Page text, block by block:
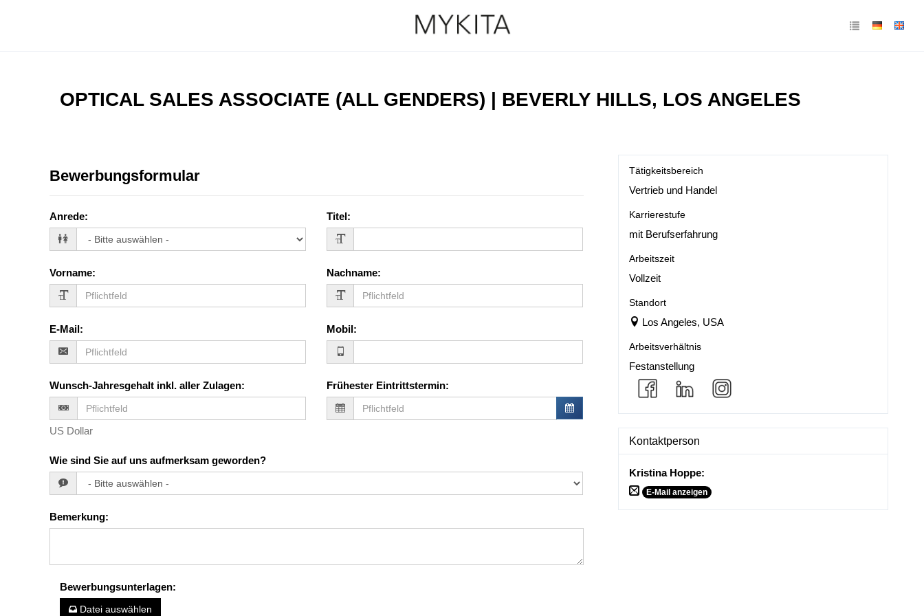
OPTICAL SALES ASSOCIATE (ALL GENDERS) | BEVERLY HILLS, LOS ANGELES
Bewerbungsformular
Anrede: Titel:
Vorname: Nachname:
E-Mail: Mobil:
Wunsch-Jahresgehalt inkl. aller Zulagen:
US Dollar
Frühester Eintrittstermin:
Wie sind Sie auf uns aufmerksam geworden?
Bemerkung:
Bewerbungsunterlagen:
Datei auswählen
Tätigkeitsbereich
Vertrieb und Handel
Karrierestufe
mit Berufserfahrung
Arbeitszeit
Vollzeit
Standort
Los Angeles, USA
Arbeitsverhältnis
Festanstellung
Kontaktperson
Kristina Hoppe:
E-Mail anzeigen